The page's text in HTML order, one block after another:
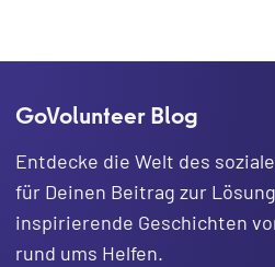
GoVolunteer Blog
Entdecke die Welt des
für Deinen Beitrag zur
inspirierende Geschichten
rund ums Helfen.